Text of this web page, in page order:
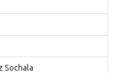
Sochala